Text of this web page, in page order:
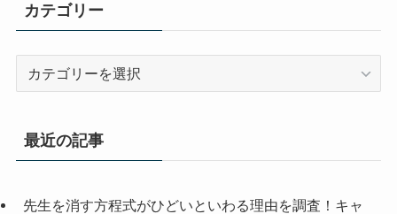
カテゴリー
リ
最近の記事
先生を消す方程式がひどいといわる理由を調査！キャ